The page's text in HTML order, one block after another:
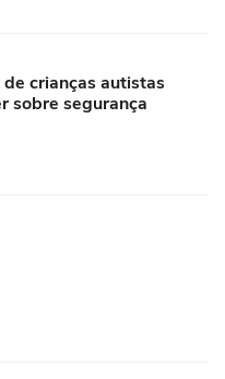
crianças autistas
sobre segurança